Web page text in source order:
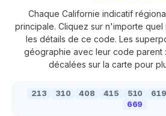
Chaque Californie indicatif
principale. Cliquez sur n'importe
les détails de ce code. Les
géographie avec leur code parent
décalées sur la carte pour
213 310 408 415 510 619
669